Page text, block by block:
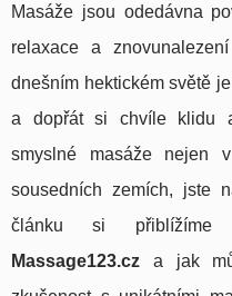
Masáže jsou odedávna
relaxace a
dnešním hektickém světě
a dopřát si chvíle klidu
smyslné masáže nejen
sousedních zemích, jste
článku si přiblížíme
Massage123.cz a jak